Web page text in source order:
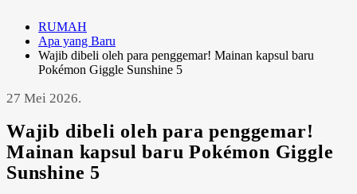
RUMAH
Apa yang Baru
Wajib dibeli oleh para penggemar! Mainan kapsul baru
Pokémon Giggle Sunshine 5
27 Mei 2026.
Wajib dibeli oleh para penggemar!
Mainan kapsul baru Pokémon Giggle
Sunshine 5